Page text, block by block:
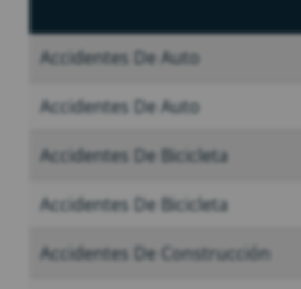
Accidentes De Auto
Accidentes De Auto
Accidentes De Bicicleta
Accidentes De Bicicleta
Accidentes De Construcción